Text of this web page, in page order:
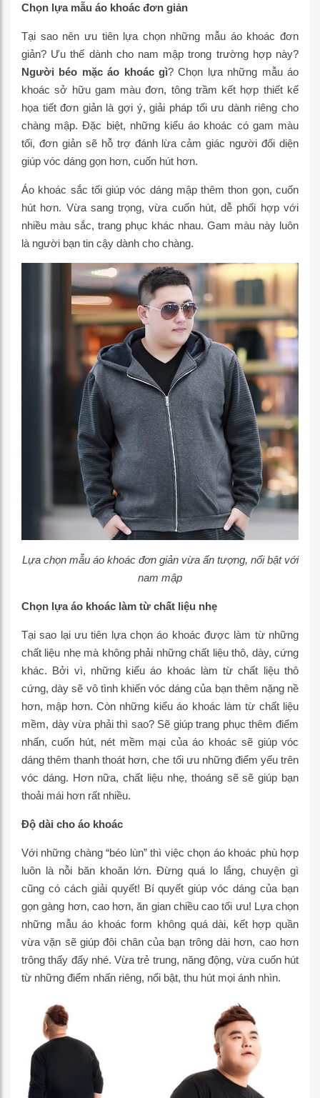
Chọn lựa mẫu áo khoác đơn giản
Tại sao nên ưu tiên lựa chọn những mẫu áo khoác đơn
giản? Ưu thế dành cho nam mập trong trường hợp này?
Người béo mặc áo khoác gì? Chọn lựa những mẫu áo
khoác sở hữu gam màu đơn, tông trầm kết hợp thiết kế
họa tiết đơn giản là gợi ý, giải pháp tối ưu dành riêng cho
chàng mập. Đặc biệt, những kiểu áo khoác có gam màu
tối, đơn giản sẽ hỗ trợ đánh lừa cảm giác người đối diện
giúp vóc dáng gọn hơn, cuốn hút hơn.
Áo khoác sắc tối giúp vóc dáng mập thêm thon gọn, cuốn
hút hơn. Vừa sang trọng, vừa cuốn hút, dễ phối hợp với
nhiều màu sắc, trang phục khác nhau. Gam màu này luôn
là người bạn tin cậy dành cho chàng.
Lựa chọn mẫu áo khoác đơn giản vừa ấn tượng, nổi bật với
nam mập
Chọn lựa áo khoác làm từ chất liệu nhẹ
Tại sao lại ưu tiên lựa chọn áo khoác được làm từ những
chất liệu nhẹ mà không phải những chất liệu thô, dày, cứng
khác. Bởi vì, những kiểu áo khoác làm từ chất liệu thô
cứng, dày sẽ vô tình khiến vóc dáng của bạn thêm nặng nề
hơn, mập hơn. Còn những kiểu áo khoác làm từ chất liệu
mềm, dày vừa phải thì sao? Sẽ giúp trang phục thêm điểm
nhấn, cuốn hút, nét mềm mại của áo khoác sẽ giúp vóc
dáng thêm thanh thoát hơn, che tối ưu những điểm yếu trên
vóc dáng. Hơn nữa, chất liệu nhẹ, thoáng sẽ sẽ giúp bạn
thoải mái hơn rất nhiều.
Độ dài cho áo khoác
Với những chàng “béo lùn” thì việc chọn áo khoác phù hợp
luôn là nỗi băn khoăn lớn. Đừng quá lo lắng, chuyện gì
cũng có cách giải quyết! Bí quyết giúp vóc dáng của bạn
gọn gàng hơn, cao hơn, ăn gian chiều cao tối ưu! Lựa chọn
những mẫu áo khoác form không quá dài, kết hợp quần
vừa vặn sẽ giúp đôi chân của bạn trông dài hơn, cao hơn
trông thấy đấy nhé. Vừa trẻ trung, năng động, vừa cuốn hút
từ những điểm nhấn riêng, nổi bật, thu hút mọi ánh nhìn.